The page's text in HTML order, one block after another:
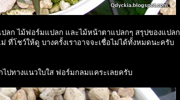
ลก ไม้ฟอร์มแปลก และไม้หน้าตาแปลกๆ สรุปของแปลก
โชว์ให้ดู บางครั้งเราอาจจะเชื่อไม่ได้ทั้งหมดนะครับ
ปทางแนวใบใส ฟอร์มกลมแคระเลยครับ